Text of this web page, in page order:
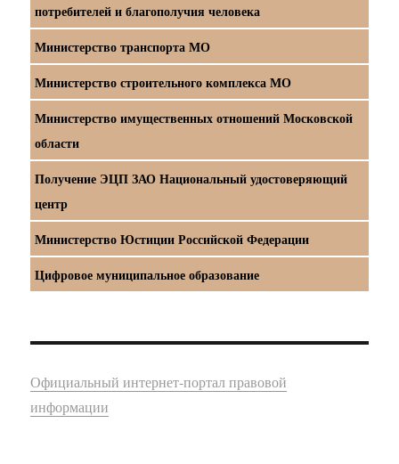
потребителей и благополучия человека
Министерство транспорта МО
Министерство строительного комплекса МО
Министерство имущественных отношений Московской
области
Получение ЭЦП ЗАО Национальный удостоверяющий
центр
Министерство Юстиции Российской Федерации
Цифровое муниципальное образование
Официальный интернет-портал правовой
информации